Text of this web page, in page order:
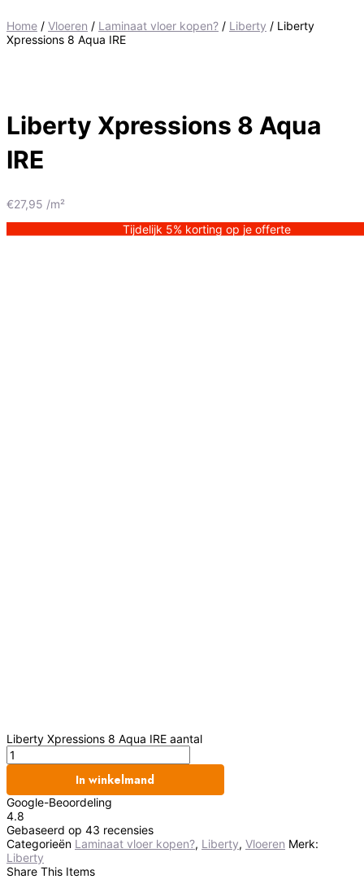
Home / Vloeren / Laminaat vloer kopen? / Liberty / Liberty
Xpressions 8 Aqua IRE
Liberty Xpressions 8 Aqua
IRE
€27,95 /m²
Tijdelijk 5% korting op je offerte
Liberty Xpressions 8 Aqua IRE aantal
In winkelmand
Google-Beoordeling
4.8
Gebaseerd op 43 recensies
Categorieën Laminaat vloer kopen?, Liberty, Vloeren Merk:
Liberty
Share This Items